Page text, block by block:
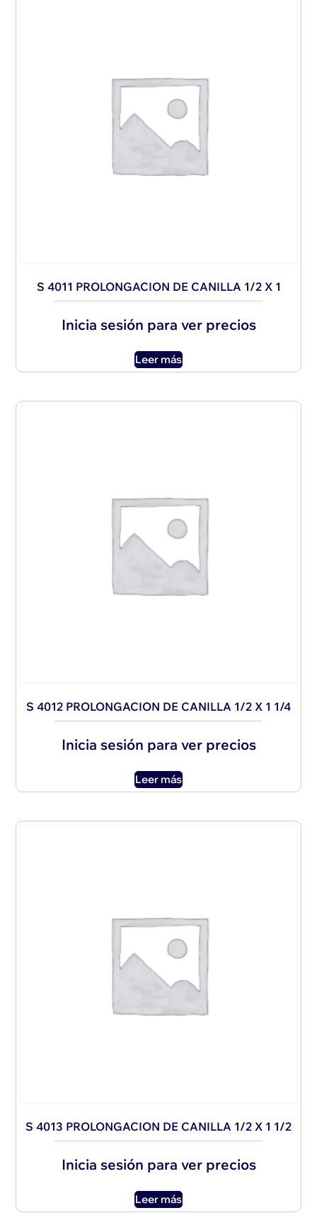
S 4011 PROLONGACION DE CANILLA 1/2 X 1
Inicia sesión para ver precios
Leer más
S 4012 PROLONGACION DE CANILLA 1/2 X 1 1/4
Inicia sesión para ver precios
Leer más
S 4013 PROLONGACION DE CANILLA 1/2 X 1 1/2
Inicia sesión para ver precios
Leer más